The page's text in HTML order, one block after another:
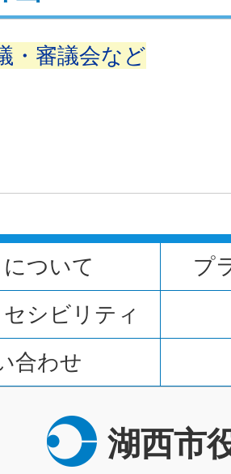
・審議会など
ついて
プ
シビリティ
合わせ
湖西市